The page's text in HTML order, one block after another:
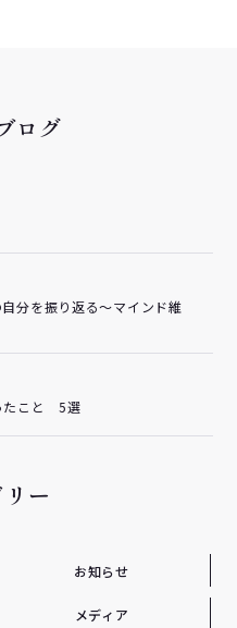
ログ
分を振り返る～マインド維
たこと 5選
ー
お知らせ
メディア